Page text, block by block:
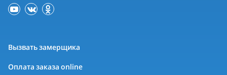
Вызвать замерщика
Оплата заказа online